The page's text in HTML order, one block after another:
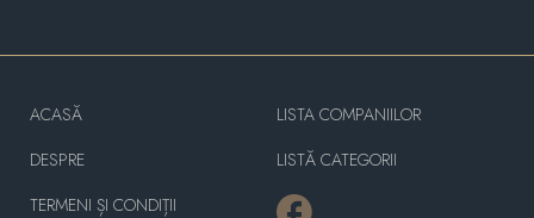
ACASĂ
DESPRE
TERMENI ȘI CONDIȚII
LISTA COMPANIILOR
LISTĂ CATEGORII